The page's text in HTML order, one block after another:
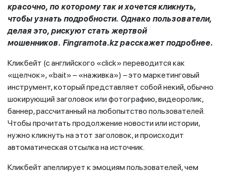
красочно, по которому так и хочется кликнуть,
чтобы узнать подробности. Однако пользователи,
делая это, рискуют стать жертвой
мошенников. Fingramota.kzрасскажет подробнее.
Кликбейт (с английского «click» переводится как
«щелчок», «bait» – «наживка») – это маркетинговый
инструмент, который представляет собой некий, обычно
шокирующий заголовок или фотографию, видеоролик,
баннер, рассчитанный на любопытство пользователей.
Чтобы прочитать продолжение новости или истории,
нужно кликнуть на этот заголовок, и происходит
автоматическая отсылка на источник.
Кликбейт апеллирует к эмоциям пользователей, чем